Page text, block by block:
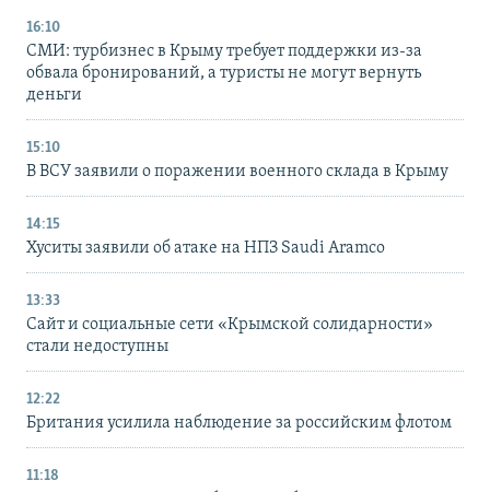
16:10
СМИ: турбизнес в Крыму требует поддержки из-за
обвала бронирований, а туристы не могут вернуть
деньги
15:10
В ВСУ заявили о поражении военного склада в Крыму
14:15
Хуситы заявили об атаке на НПЗ Saudi Aramco
13:33
Сайт и социальные сети «Крымской солидарности»
стали недоступны
12:22
Британия усилила наблюдение за российским флотом
11:18